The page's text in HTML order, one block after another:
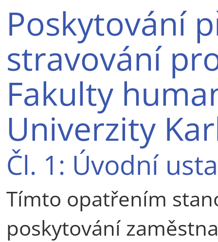
Poskytování
stravování
Fakulty
Univerzity
Čl. 1: Úvodní
Tímto opatřením
poskytování